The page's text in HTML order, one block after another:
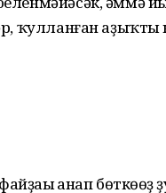
ҡулланған аҙыҡты
һанап